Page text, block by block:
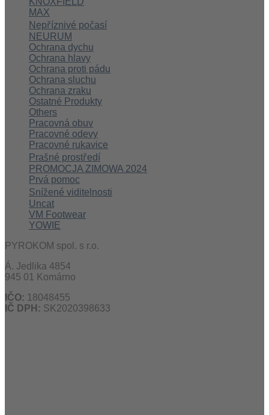
MAX
Nepříznivé počasí
NEURUM
Ochrana dychu
Ochrana hlavy
Ochrana proti pádu
Ochrana sluchu
Ochrana zraku
Ostatné Produkty
Others
Pracovná obuv
Pracovné odevy
Pracovné rukavice
Prašné prostředí
PROMOCJA ZIMOWA 2024
Prvá pomoc
Snížené viditelnosti
Uncat
VM Footwear
YOWIE
PYROKOM spol. s r.o.
Á. Jedlika 4854
945 01 Komárno
IČO: 18048455
IČ DPH: SK2020398633